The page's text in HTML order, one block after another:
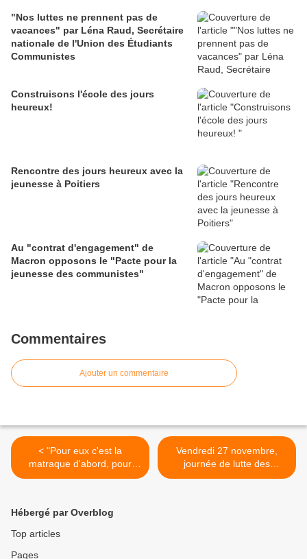
"Nos luttes ne prennent pas de
vacances" par Léna Raud, Secrétaire
nationale de l'Union des Étudiants
Communistes
Construisons l'école des jours
heureux!
Rencontre des jours heureux avec la
jeunesse à Poitiers
Au "contrat d'engagement" de
Macron opposons le "Pacte pour la
jeunesse des communistes"
Commentaires
Ajouter un commentaire
< "Pour eux c'est la
matraque d'abord, pour
nous c'est l'humain
Vendredi 27 novembre,
journée de lutte des
salariés du commerce. >
Hébergé par Overblog
Top articles
Pages